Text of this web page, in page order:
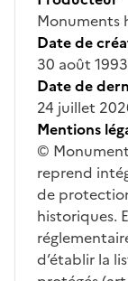
Monuments
Date de
30 août 1993
Date de
24 juillet
Mentions
©
reprend
de
historiques.
d’établir la